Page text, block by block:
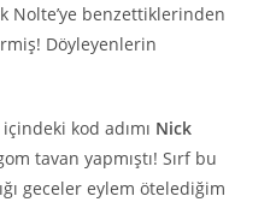
Nolte’ye benzettiklerinden
Döyleyenlerin
kod adımı Nick
tavan yapmıştı! Sırf bu
geceler eylem ötelediğim